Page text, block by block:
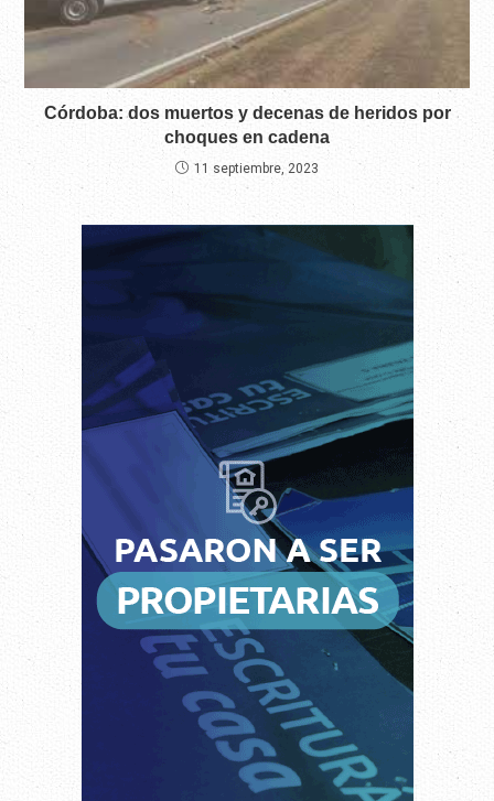
Córdoba: dos muertos y decenas de heridos por
choques en cadena
11 septiembre, 2023